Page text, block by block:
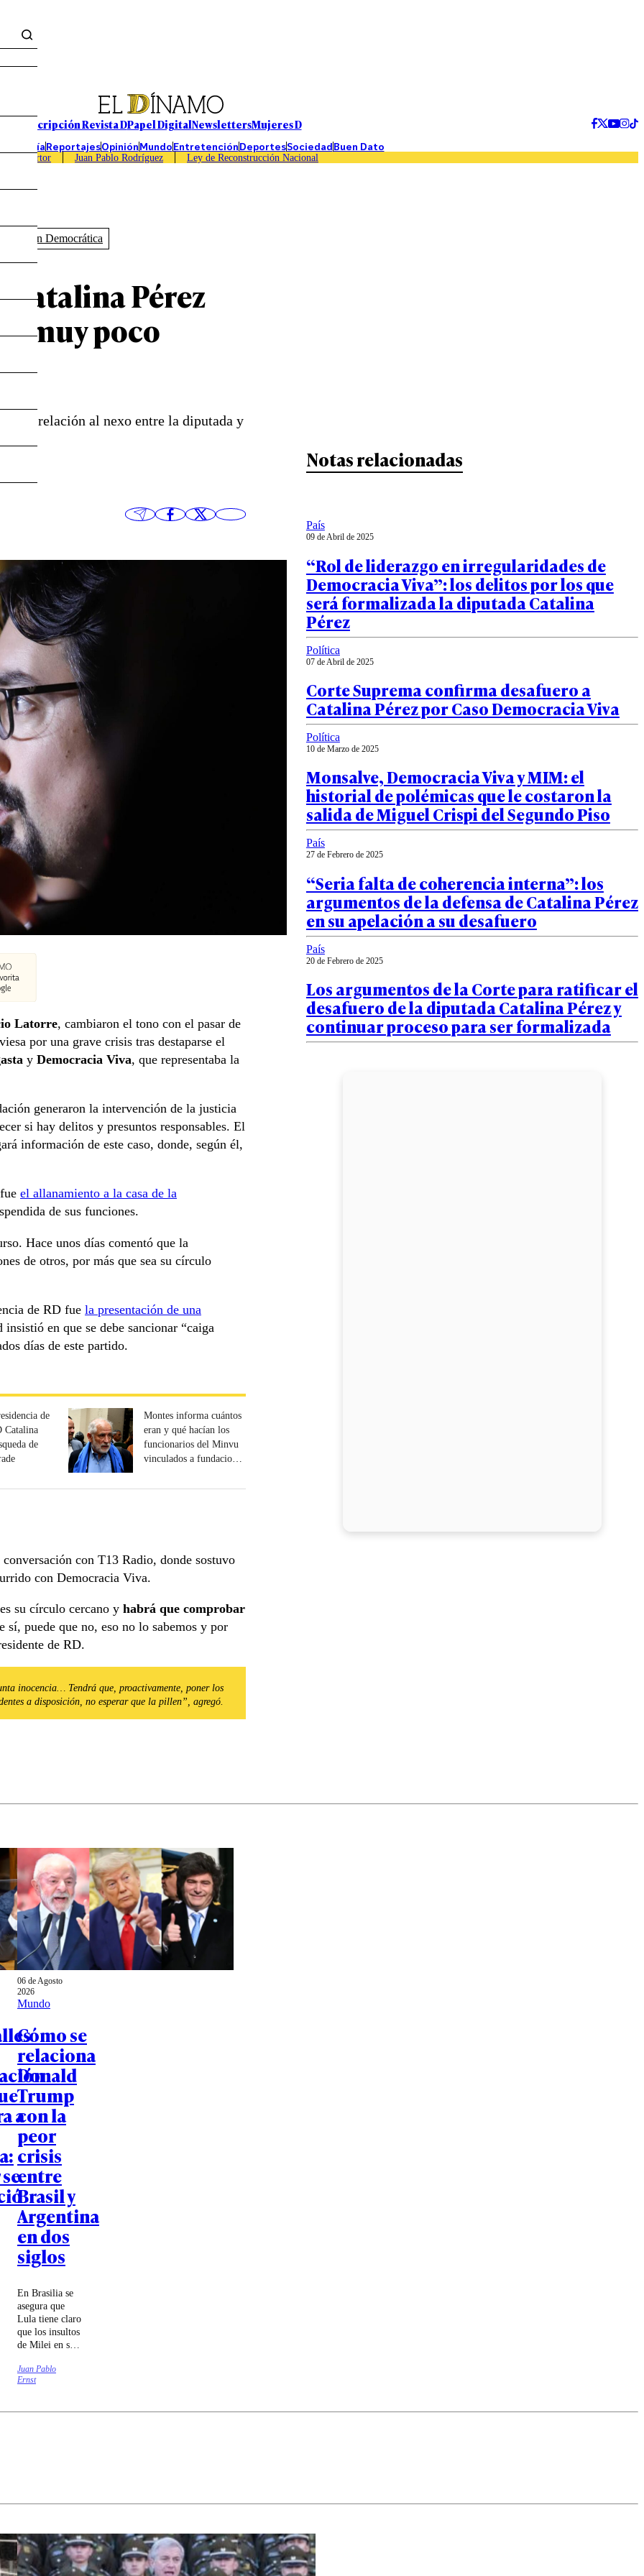
Suscripción Revista DPapel DigitalNewslettersMujeres D
EconomíaReportajesOpiniónMundoEntretenciónDeportesSociedadBuen Dato
Caso Sartor Juan Pablo Rodríguez Ley de Reconstrucción Nacional
Democrática
Pérez
muy poco
en relación al nexo entre la diputada y
Latorre, cambiaron el tono con el pasar de
por una grave crisis tras destaparse el
y Democracia Viva, que representaba la
generaron la intervención de la justicia
si hay delitos y presuntos responsables. El
información de este caso, donde, según él,
el allanamiento a la casa de la
de sus funciones.
Hace unos días comentó que la
de otros, por más que sea su círculo
de RD fue la presentación de una
en que se debe sancionar “caiga
días de este partido.
de
Catalina
de
Montes informa cuántos
eran y qué hacían los
funcionarios del Minvu
vinculados a fundaciones
conversación con T13 Radio, donde sostuvo
con Democracia Viva.
su círculo cercano y habrá que comprobar
sí, puede que no, eso no lo sabemos y por
de RD.
inocencia… Tendrá que, proactivamente, poner los
a disposición, no esperar que la pillen”, agregó.
Notas relacionadas
País
09 de Abril de 2025
“Rol de liderazgo en irregularidades de
Democracia Viva”: los delitos por los que
será formalizada la diputada Catalina
Pérez
Política
07 de Abril de 2025
Corte Suprema confirma desafuero a
Catalina Pérez por Caso Democracia Viva
Política
10 de Marzo de 2025
Monsalve, Democracia Viva y MIM: el
historial de polémicas que le costaron la
salida de Miguel Crispi del Segundo Piso
País
27 de Febrero de 2025
“Seria falta de coherencia interna”: los
argumentos de la defensa de Catalina Pérez
en su apelación a su desafuero
País
20 de Febrero de 2025
Los argumentos de la Corte para ratificar el
desafuero de la diputada Catalina Pérez y
continuar proceso para ser formalizada
a
06 de Agosto
2026
Mundo
Cómo se
relaciona
Donald
Trump
con la
peor
crisis
entre
Brasil y
Argentina
en dos
siglos
En Brasilia se
asegura que
Lula tiene claro
que los insultos
de Milei en su
responden a su
intento de
presidente
Juan Pablo
Ernst